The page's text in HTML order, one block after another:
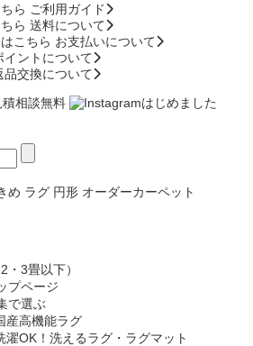
ご利用ガイド
送料について
お支払いについて
イントについて
品交換について
め ラグ 円形 オーダーカーペット
・3畳以下）
プページ
で選ぶ
産高機能ラグ
濯OK！洗えるラグ・ラグマット